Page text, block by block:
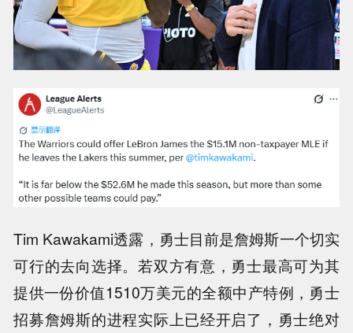
Tim Kawakami透露，勇士目前是詹姆斯一个切实
可行的去向选择。若双方有意，勇士最高可为其
提供一份价值1510万美元的全额中产特例，勇士
招募詹姆斯的进程实际上已经开启了，勇士绝对